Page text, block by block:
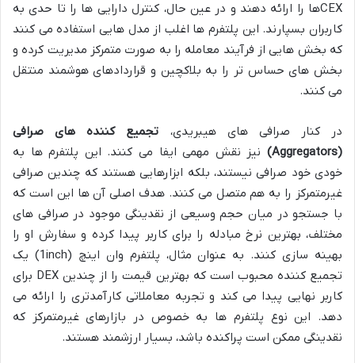
CEXها را ارائه دهند و در عین حال، کنترل دارایی ها را تا حدی به
کاربران بسپارند. این پلتفرم ها اغلب از مدل هایی استفاده می کنند
که بخش هایی از فرآیند معامله را به صورت متمرکز مدیریت کرده و
بخش های حساس تر را به بلاکچین و قراردادهای هوشمند منتقل
می کنند.
در کنار صرافی های هیبریدی، تجمیع کننده های صرافی
(Aggregators)
نیز نقش مهمی ایفا می کنند. این پلتفرم ها به
خودی خود صرافی نیستند، بلکه ابزارهایی هستند که چندین صرافی
غیرمتمرکز را به هم متصل می کنند. هدف اصلی آن ها این است که
با جستجو در میان حجم وسیعی از نقدینگی موجود در صرافی های
مختلف، بهترین نرخ مبادله را برای کاربر پیدا کرده و سفارش او را
بهینه سازی کنند. به عنوان مثال، پلتفرم وان اینچ (1inch) یک
تجمیع کننده محبوب است که بهترین قیمت را از چندین DEX برای
کاربر نهایی پیدا می کند و تجربه معاملاتی کارآمدتری را ارائه می
دهد. این نوع پلتفرم ها به خصوص در بازارهای غیرمتمرکز که
نقدینگی ممکن است پراکنده باشد، بسیار ارزشمند هستند.